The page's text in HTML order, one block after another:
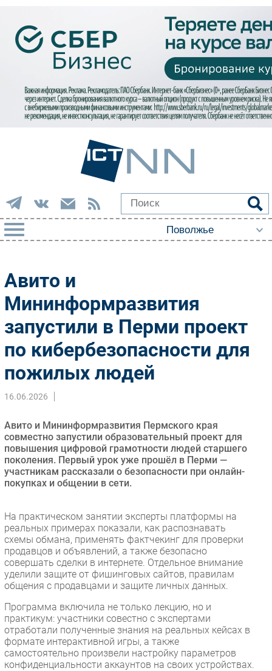
Импорто­замещение
Автоматизация Промышленности
Интернет
Мобильная связь
Фиксированная связь
Интеграция
Рынок ПК
Торговые сети
Оборудование
ПО
Outsourcing
Финансы
Web
Безопасность
Инновации
CIO/Управление ИТ
Гаджеты
Здоровье
РАЗДЕЛЫ
Авито и
Мининформразвития
запустили в Перми проект
по кибербезопасности для
пожилых людей
16.06.2026
Авито и Мининформразвития Пермского края
совместно запустили образовательный проект для
повышения цифровой грамотности людей старшего
поколения. Первый урок уже прошёл в Перми —
участникам рассказали о безопасности при онлайн-
покупках и общении в сети.
На практическом занятии эксперты платформы на
реальных примерах показали, как распознавать
схемы обмана, применять фактчекинг для проверки
продавцов и объявлений, а также безопасно
совершать сделки в интернете. Отдельное внимание
уделили защите от фишинговых сайтов, правилам
общения с продавцами и защите личных данных.
Программа включила не только лекцию, но и
практикум: участники совестно с экспертами
отработали полученные знания на реальных кейсах в
формате интерактивной игры, а также
самостоятельно произвели настройку параметров
конфиденциальности аккаунтов на своих устройствах.